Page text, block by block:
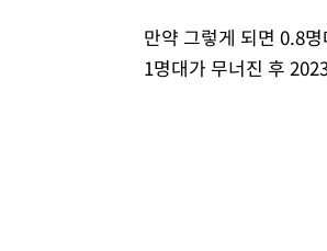
만약 그렇게 되면 0.8
1명대가 무너진 후